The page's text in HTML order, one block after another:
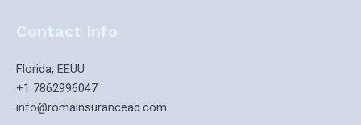
Contact Info
Florida, EEUU
+1 7862996047
info@romainsurancead.com